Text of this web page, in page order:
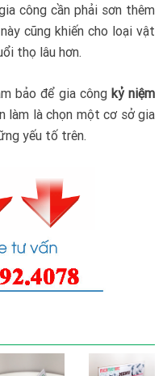
công cần phải sơn thêm
cũng khiến cho loại vật
thọ lâu hơn.
bảo để gia công kỷ niệm
làm là chọn một cơ sở gia
yếu tố trên.